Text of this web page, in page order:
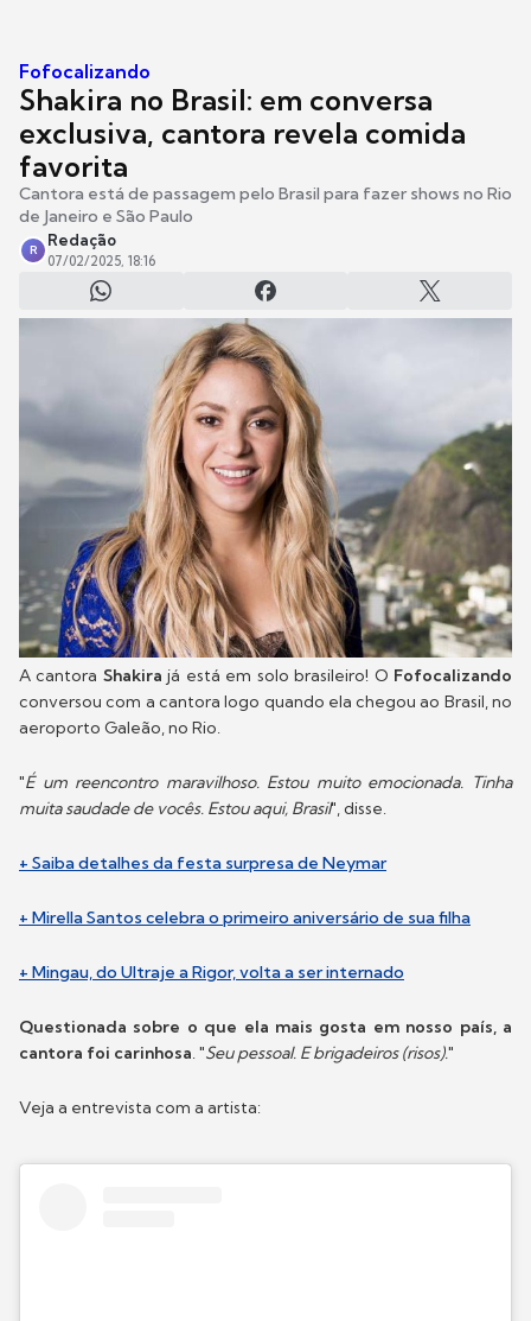
Fofocalizando
Shakira no Brasil: em conversa
exclusiva, cantora revela comida
favorita
Cantora está de passagem pelo Brasil para fazer shows no Rio
de Janeiro e São Paulo
R
Redação
07/02/2025, 18:16
A cantora Shakira já está em solo brasileiro! O Fofocalizando
conversou com a cantora logo quando ela chegou ao Brasil, no
aeroporto Galeão, no Rio.
"É um reencontro maravilhoso. Estou muito emocionada. Tinha
muita saudade de vocês. Estou aqui, Brasil", disse.
+ Saiba detalhes da festa surpresa de Neymar
+ Mirella Santos celebra o primeiro aniversário de sua filha
+ Mingau, do Ultraje a Rigor, volta a ser internado
Questionada sobre o que ela mais gosta em nosso país, a
cantora foi carinhosa. "Seu pessoal. E brigadeiros (risos)."
Veja a entrevista com a artista: